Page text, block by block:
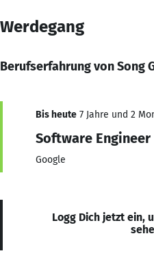
Werdegang
Berufserfahrung von Song
Bis heute 7 Jahre und 2
Software Engineer
Google
Logg Dich jetzt ein,